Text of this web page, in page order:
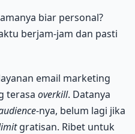
biar personal?
berjam-jam dan pasti
email marketing
terasa overkill. Datanya
-nya, belum lagi jika
gratisan. Ribet untuk